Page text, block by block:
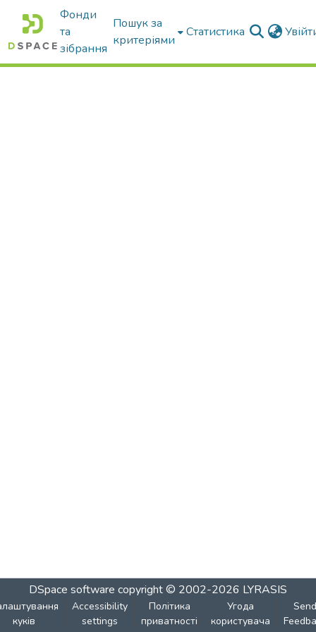
Фонди
та
зібрання
Пошук за
критеріями
Статистика
DSpace software copyright © 2002-2026 LYRASIS
куків
Accessibility
settings
Політика
приватності
Угода
користувача
Send